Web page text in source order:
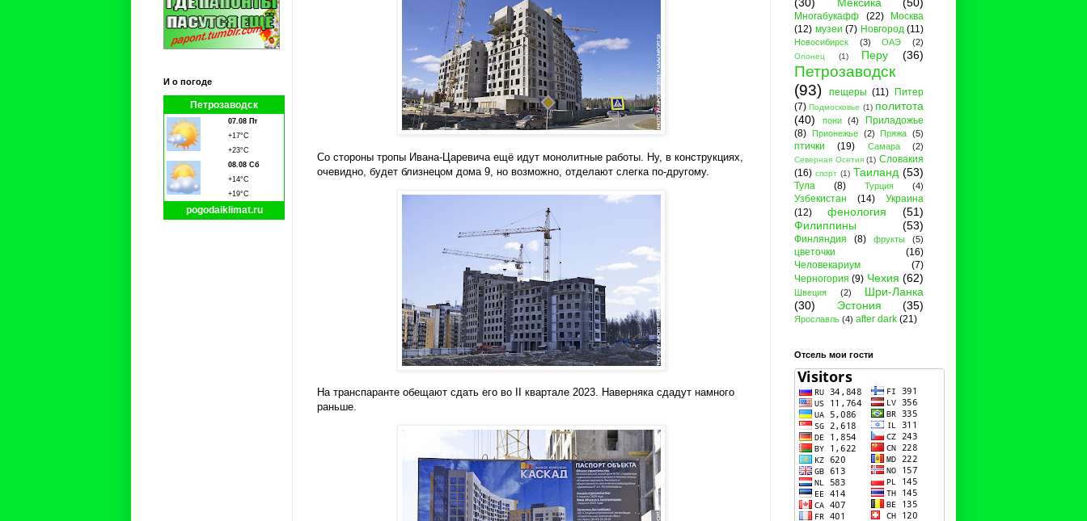
Со стороны тропы Ивана-Царевича ещё идут монолитные работы. Ну, в конструкциях,
очевидно, будет близнецом дома 9, но возможно, отделают слегка по-другому.
На транспаранте обещают сдать его во II квартале 2023. Наверняка сдадут намного
раньше.
И о погоде
Петрозаводск
07.08 Пт
+17°C
+23°C
08.08 Сб
+14°C
+19°C
pogodaiklimat.ru
Многабукафф (22)
Москва
(12) музеи (7) Новгород (11)
Новосибирск (3) ОАЭ (2)
Олонец (1) Перу (36)
Петрозаводск
(93)
пещеры (11)
Питер
(7) Подмосковье (1) политота
(40)
пони (4)
Приладожье
(8) Прионежье (2) Пряжа (5)
птички (19) Самара (2)
Северная Осетия (1) Словакия
(16) спорт (1) Таиланд (53)
Тула (8) Турция (4)
Узбекистан (14)
Украина
(12)
фенология
(51)
Филиппины
(53)
Финляндия (8) фрукты (5)
цветочки
(16)
Человекариум
(7)
Черногория (9) Чехия (62)
Швеция (2)
Шри-Ланка
(30)
Эстония (35)
Ярославль (4) after dark (21)
Отсель мои гости